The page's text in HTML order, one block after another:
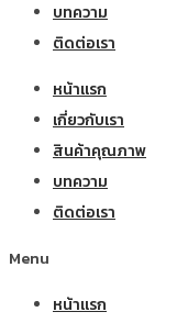
บทความ
ติดต่อเรา
หน้าแรก
เกี่ยวกับเรา
สินค้าคุณภาพ
บทความ
ติดต่อเรา
Menu
หน้าแรก